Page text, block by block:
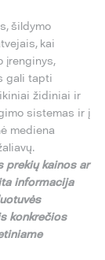
šildymo
kai
įrenginys,
gali tapti
židiniai ir
sistemas ir į
mediena
prekiųkainos ar
informacija
ės
konkrečios